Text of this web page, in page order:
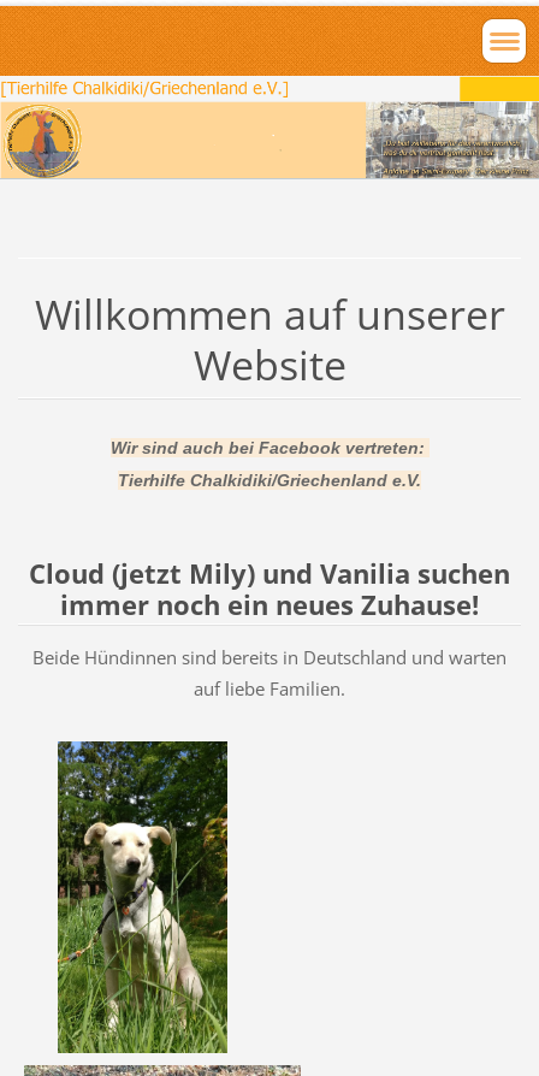
Willkommen auf unserer
Website
Wir sind auch bei Facebook vertreten:
Tierhilfe Chalkidiki/Griechenland e.V.
Cloud (jetzt Mily) und Vanilia suchen
immer noch ein neues Zuhause!
Beide Hündinnen sind bereits in Deutschland und warten
auf liebe Familien.